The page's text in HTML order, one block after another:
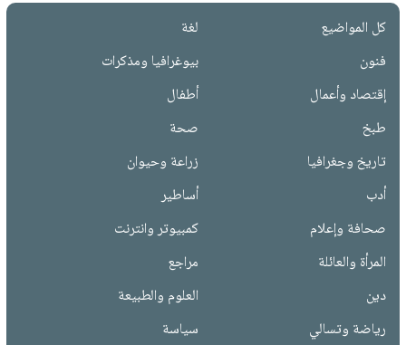
كل المواضيع
لغة
فنون
بيوغرافيا ومذكرات
إقتصاد وأعمال
أطفال
طبخ
صحة
تاريخ وجغرافيا
زراعة وحيوان
أدب
أساطير
صحافة وإعلام
كمبيوتر وانترنت
المرأة والعائلة
مراجع
دين
العلوم والطبيعة
رياضة وتسالي
سياسة